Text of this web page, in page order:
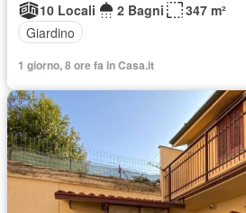
10 Locali
2 Bagni
347 m²
Giardino
1 giorno, 8 ore fa in Casa.it